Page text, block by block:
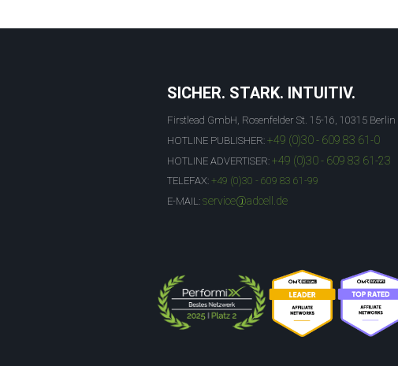
SICHER. STARK. INTUITIV.
Firstlead GmbH, Rosenfelder St. 15-16, 10315 Berlin
HOTLINE PUBLISHER: +49 (0)30 - 609 83 61-0
HOTLINE ADVERTISER: +49 (0)30 - 609 83 61-23
TELEFAX: +49 (0)30 - 609 83 61-99
E-MAIL: service@adcell.de